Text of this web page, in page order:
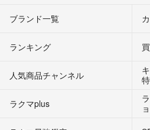
ブランド一覧
ランキング
人気商品チャンネル
ラクマplus